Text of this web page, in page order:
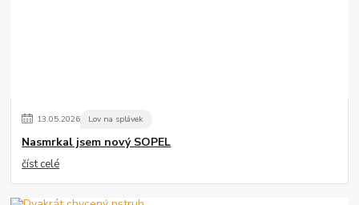
13.05.2026 Lov na splávek
Nasmrkal jsem nový SOPEL
číst celé